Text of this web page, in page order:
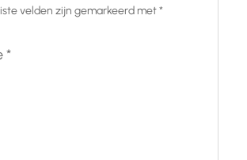
velden zijn gemarkeerd met*
*